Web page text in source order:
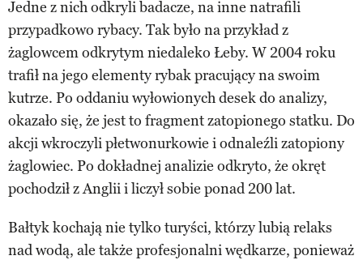
Jedne z nich odkryli badacze, na inne natrafili
przypadkowo rybacy. Tak było na przykład z
żaglowcem odkrytym niedaleko Łeby. W 2004 roku
trafił na jego elementy rybak pracujący na swoim
kutrze. Po oddaniu wyłowionych desek do analizy,
okazało się, że jest to fragment zatopionego statku. Do
akcji wkroczyli płetwonurkowie i odnaleźli zatopiony
żaglowiec. Po dokładnej analizie odkryto, że okręt
pochodził z Anglii i liczył sobie ponad 200 lat.
Bałtyk kochają nie tylko turyści, którzy lubią relaks
nad wodą, ale także profesjonalni wędkarze, ponieważ